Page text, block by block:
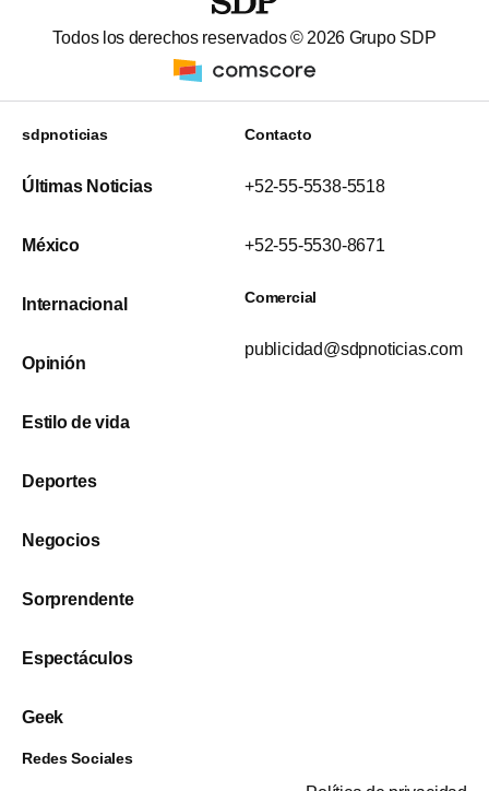
Todos los derechos reservados © 2026 Grupo SDP
sdpnoticias
Últimas Noticias
México
Internacional
Opinión
Estilo de vida
Deportes
Negocios
Sorprendente
Espectáculos
Geek
Contacto
+52-55-5538-5518
+52-55-5530-8671
Comercial
publicidad@sdpnoticias.com
Redes Sociales